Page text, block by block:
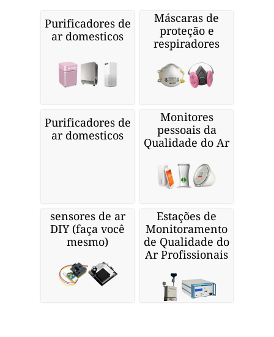
Purificadores de
ar domesticos
Máscaras de
proteção e
respiradores
Purificadores de
ar domesticos
Monitores
pessoais da
Qualidade do Ar
sensores de ar
DIY (faça você
mesmo)
Estações de
Monitoramento
de Qualidade do
Ar Profissionais